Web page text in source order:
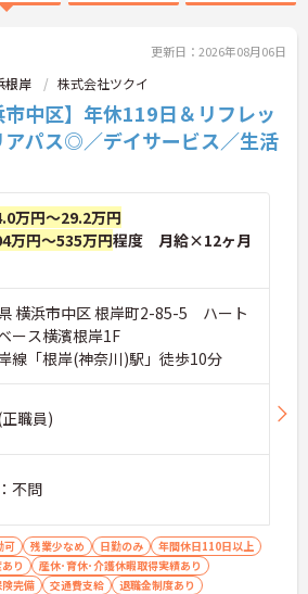
更新日：2026年08月06日
根岸 株式会社ツクイ
市中区】年休119日＆リフレッ
アパス◎／デイサービス／生活
万円～29.2万円
万円～535万円程度 月給×12ヶ月
横浜市中区 根岸町2-85-5 ハート
ース横濱根岸1F
線「根岸(神奈川)駅」徒歩10分
職員)
不問
可 残業少なめ 日勤のみ
年間休日110日以上
り
産休･育休･介護休暇取得実績あり
完備 交通費支給 退職金制度あり